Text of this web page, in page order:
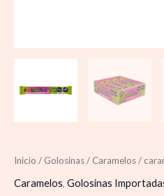
Inicio / Golosinas/ Caramelos/
Caramelos, Golosinas